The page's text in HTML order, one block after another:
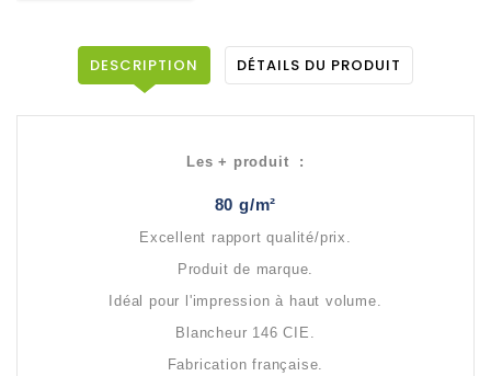
DESCRIPTION DÉTAILS DU PRODUIT
Les + produit :
80 g/m²
Excellent rapport qualité/prix.
Produit de marque.
Idéal pour l'impression à haut volume.
Blancheur 146 CIE.
Fabrication française.